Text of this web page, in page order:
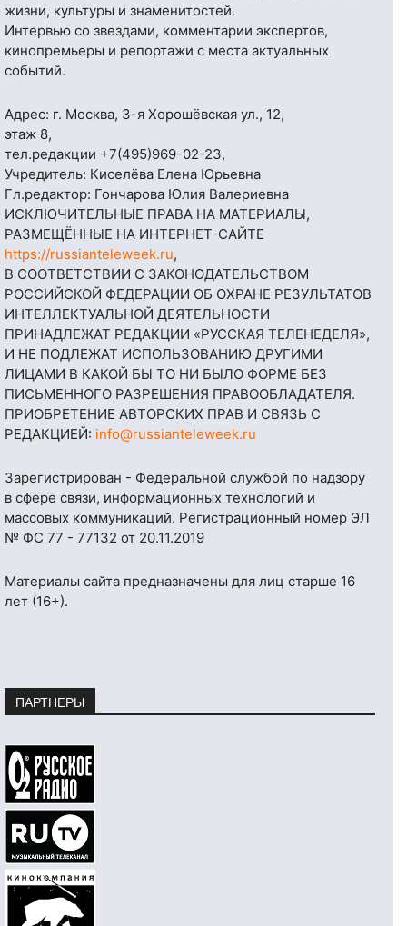
жизни, культуры и знаменитостей.
Интервью со звездами, комментарии экспертов,
кинопремьеры и репортажи с места актуальных
событий.
Адрес: г. Москва, 3-я Хорошёвская ул., 12,
этаж 8,
тел.редакции +7(495)969-02-23,
Учредитель: Киселёва Елена Юрьевна
Гл.редактор: Гончарова Юлия Валериевна
ИСКЛЮЧИТЕЛЬНЫЕ ПРАВА НА МАТЕРИАЛЫ,
РАЗМЕЩЁННЫЕ НА ИНТЕРНЕТ-САЙТЕ
https://russianteleweek.ru,
В СООТВЕТСТВИИ С ЗАКОНОДАТЕЛЬСТВОМ
РОССИЙСКОЙ ФЕДЕРАЦИИ ОБ ОХРАНЕ РЕЗУЛЬТАТОВ
ИНТЕЛЛЕКТУАЛЬНОЙ ДЕЯТЕЛЬНОСТИ
ПРИНАДЛЕЖАТ РЕДАКЦИИ «РУССКАЯ ТЕЛЕНЕДЕЛЯ»,
И НЕ ПОДЛЕЖАТ ИСПОЛЬЗОВАНИЮ ДРУГИМИ
ЛИЦАМИ В КАКОЙ БЫ ТО НИ БЫЛО ФОРМЕ БЕЗ
ПИСЬМЕННОГО РАЗРЕШЕНИЯ ПРАВООБЛАДАТЕЛЯ.
ПРИОБРЕТЕНИЕ АВТОРСКИХ ПРАВ И СВЯЗЬ С
РЕДАКЦИЕЙ: info@russianteleweek.ru
Зарегистрирован - Федеральной службой по надзору
в сфере связи, информационных технологий и
массовых коммуникаций. Регистрационный номер ЭЛ
№ ФС 77 - 77132 от 20.11.2019
Материалы сайта предназначены для лиц старше 16
лет (16+).
ПАРТНЕРЫ